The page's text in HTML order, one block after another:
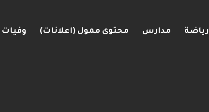
رياضة مدارس محتوى ممول (اعلانات) وفيات